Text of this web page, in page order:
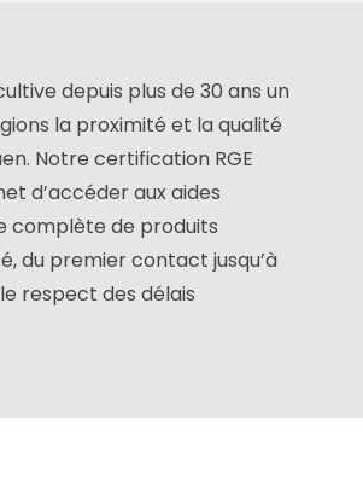
depuis plus de 30 ans un
la proximité et la qualité
Notre certification RGE
d’accéder aux aides
complète de produits
du premier contact jusqu’à
respect des délais